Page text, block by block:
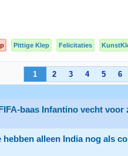
Pittige Klep Felicitaties
1 2 3 4 5 6
baas Infantino vecht
alleen India nog als